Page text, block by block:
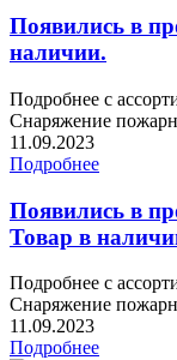
Появились в
наличии.
Подробнее с
Снаряжение
11.09.2023
Подробнее
Появились в
Товар в
Подробнее с
Снаряжение
11.09.2023
Подробнее